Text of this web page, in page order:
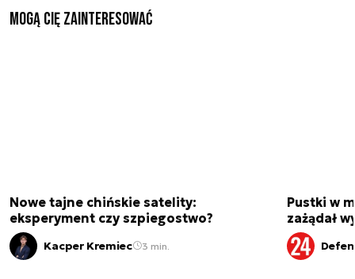
Mogą Cię zainteresować
Nowe tajne chińskie satelity:
eksperyment czy szpiegostwo?
Kacper Kremiec 3 min.
Pustki w
zażądał